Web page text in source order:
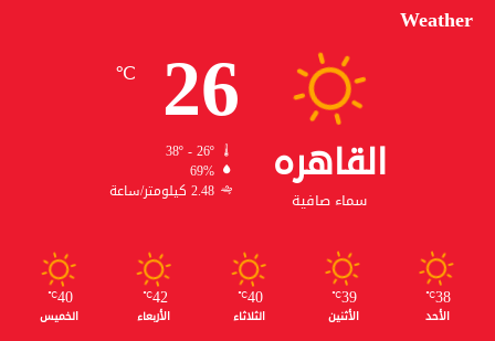
Weather
القاهره
سماء صافية
26
℃
38º - 26º
69%
2.48 كيلومتر/ساعة
38
℃
الأحد
39
℃
الأثنين
40
℃
الثلاثاء
42
℃
الأربعاء
40
℃
الخميس